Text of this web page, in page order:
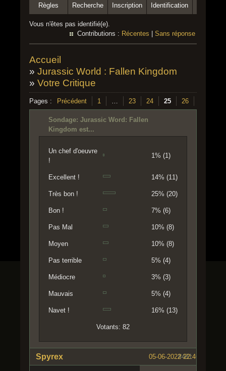
Règles Recherche Inscription Identification
Vous n'êtes pas identifié(e).
Contributions : Récentes Sans réponse
Accueil
» Jurassic World : Fallen Kingdom
» Votre Critique
Pages : Précédent 1 … 23 24 25 26
Sondage: Jurassic Word: Fallen
Kingdom est...
Un chef d'oeuvre
!
1% (1)
Excellent ! 14% (11)
Très bon ! 25% (20)
Bon ! 7% (6)
Pas Mal 10% (8)
Moyen 10% (8)
Pas terrible 5% (4)
Médiocre 3% (3)
Mauvais 5% (4)
Navet ! 16% (13)
Votants: 82
#481
05-06-2022 22:46:56
Spyrex